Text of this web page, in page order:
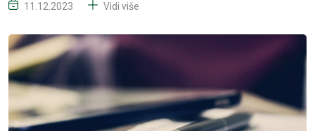
11.12.2023 Vidi više